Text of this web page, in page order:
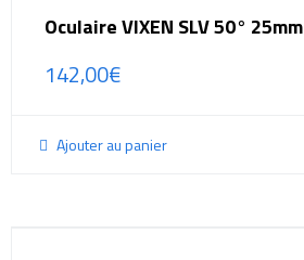
Oculaire VIXEN SLV 50° 25mm
142,00€
Ajouter au panier